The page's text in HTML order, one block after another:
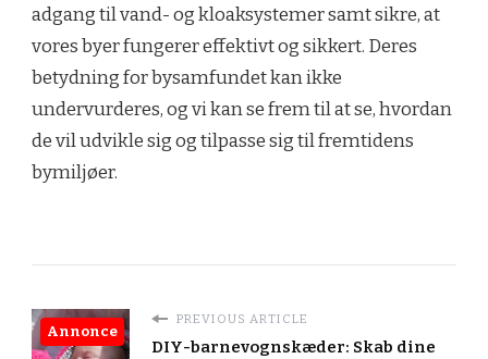
adgang til vand- og kloaksystemer samt sikre, at
vores byer fungerer effektivt og sikkert. Deres
betydning for bysamfundet kan ikke
undervurderes, og vi kan se frem til at se, hvordan
de vil udvikle sig og tilpasse sig til fremtidens
bymiljøer.
PREVIOUS ARTICLE
DIY-barnevognskæder: Skab dine
Annonce